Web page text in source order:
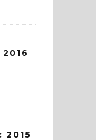
2016
2015